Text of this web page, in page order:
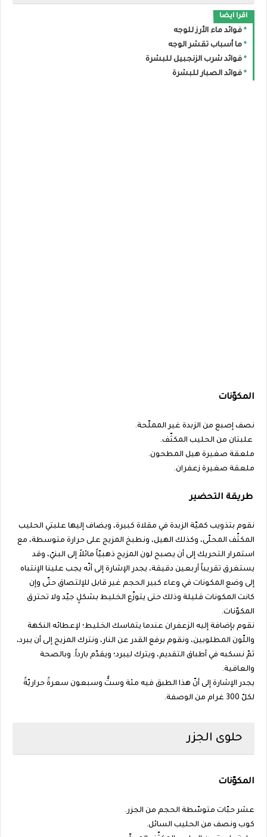
اقرا ايضا
فوائد ماء الأرز للوجه
ما أسباب تقشر الوجه
فوائد شرب الزنجبيل للبشرة
فوائد الصبار للبشرة
المكوّنات
نصف إصبع من الزبدة غير المملّحة.
علبتان من الحليب المكثّف.
ملعقة صغيرة هيل المطحون.
ملعقة صغيرة زعفران.
طريقة التحضير
نقوم بتذويب كميّة الزبدة في مقلاة كبيرة، ويضاف إليها علبتي الحليب
المكثّف المحلّى، وكذلك الهيل، ونطبخ المزيج على حرارة متوسطة، مع
استمرار التحريك إلى أن يصبح لون المزيج ذهبيّاً مائلاً إلى البنيّ، وقد
يستغرق تقريباً أربعين دقيقة، يجدر الإشارة إلى أنّه يجب علينا الإنتباه
إلى وضع المكونات في وعاء كبير الحجم غير قابل للإلتصاق حتّى وإن
كانت المكونات قليلة وذلك حتى يتوزّع الخليط بشكلٍ جيّد ولا تحترق
المكوّنات.
نقوم بإضافة إليه الزعفران عندما يتماسك الخليط؛ لإعطائه النكهة
واللّون المطلوبين، ونقوم برفع القدر عن النار، ونترك المزيج إلى أن يبرد،
ثمّ نسكبه في أطباق التقديم، ويترك ليبرد؛ ويقدّم بارداً. وبالصحة
والعافية.
يجدر الإشارة إلى أنّ هذا الطبق فيه مئة وستٌّ وسبعون سعرةً حراريّةً
لكلّ 300 غرام من الوصفة.
حلوى الجزر
المكوّنات
عشر حبّات متوسّطة الحجم من الجزر.
كوب ونصف من الحليب السائل.